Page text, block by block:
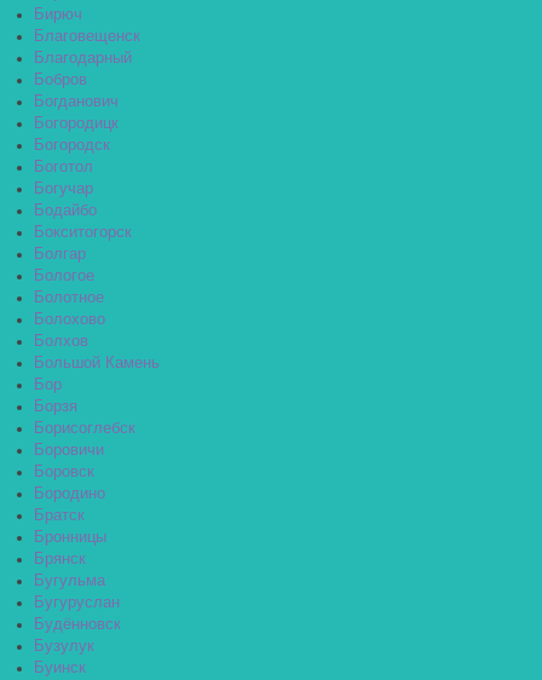
Бирюч
Благовещенск
Благодарный
Бобров
Богданович
Богородицк
Богородск
Боготол
Богучар
Бодайбо
Бокситогорск
Болгар
Бологое
Болотное
Болохово
Болхов
Большой Камень
Бор
Борзя
Борисоглебск
Боровичи
Боровск
Бородино
Братск
Бронницы
Брянск
Бугульма
Бугуруслан
Будённовск
Бузулук
Буинск